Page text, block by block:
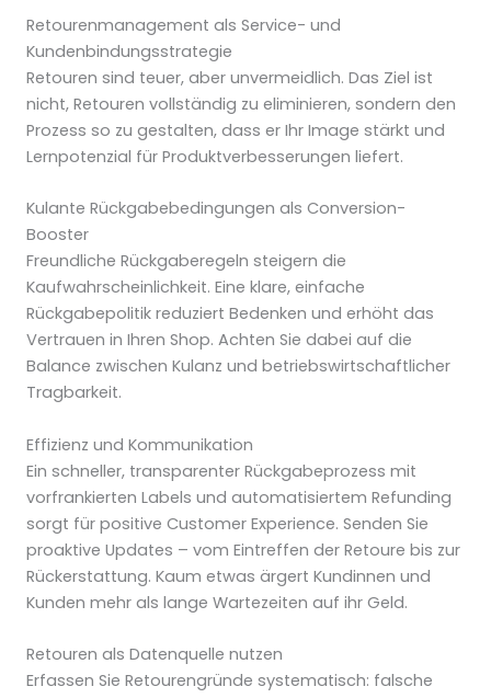
Retourenmanagement als Service- und
Kundenbindungsstrategie
Retouren sind teuer, aber unvermeidlich. Das Ziel ist
nicht, Retouren vollständig zu eliminieren, sondern den
Prozess so zu gestalten, dass er Ihr Image stärkt und
Lernpotenzial für Produktverbesserungen liefert.
Kulante Rückgabebedingungen als Conversion-
Booster
Freundliche Rückgaberegeln steigern die
Kaufwahrscheinlichkeit. Eine klare, einfache
Rückgabepolitik reduziert Bedenken und erhöht das
Vertrauen in Ihren Shop. Achten Sie dabei auf die
Balance zwischen Kulanz und betriebswirtschaftlicher
Tragbarkeit.
Effizienz und Kommunikation
Ein schneller, transparenter Rückgabeprozess mit
vorfrankierten Labels und automatisiertem Refunding
sorgt für positive Customer Experience. Senden Sie
proaktive Updates – vom Eintreffen der Retoure bis zur
Rückerstattung. Kaum etwas ärgert Kundinnen und
Kunden mehr als lange Wartezeiten auf ihr Geld.
Retouren als Datenquelle nutzen
Erfassen Sie Retourengründe systematisch: falsche